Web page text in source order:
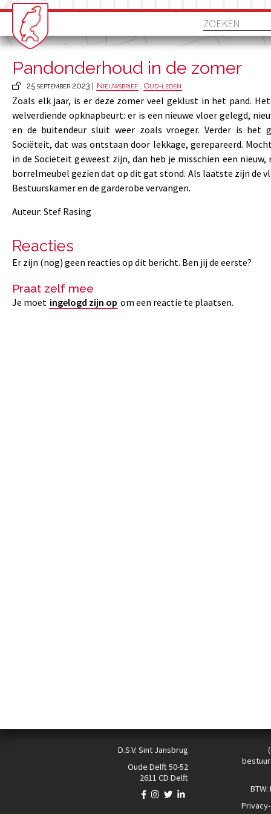
Pandonderhoud in de zomer
25 september 2023 | Nieuwsbrief , Oud-leden
Zoals elk jaar, is er deze zomer veel geklust in het pand.
welverdiende opknapbeurt: er is een nieuwe vloer gelegd,
en de buitendeur sluit weer zoals vroeger. Verder is het
Sociëteit, dat was ontstaan door lekkage, gerepareerd.
in de Sociëteit geweest zijn, dan heb je misschien een
borrelmeubel gezien dat op dit gat stond. Als laatste zijn de
Bestuurskamer en de garderobe vervangen.
Auteur: Stef Rasing
Reacties
Er zijn (nog) geen reacties op dit bericht. Ben jij de eerste?
Praat zelf mee
Je moet ingelogd zijn op om een reactie te plaatsen.
D.S.V. Sint Jansbrug
Oude Delft 50-52
2611 CD Delft